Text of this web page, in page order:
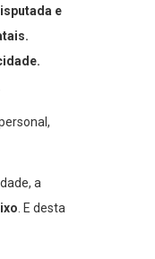
e
a
. E desta